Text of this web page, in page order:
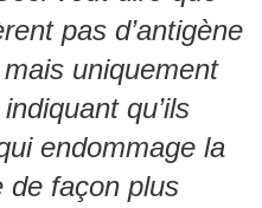
pas d’antigène
uniquement
qu’ils
endommage la
de façon plus